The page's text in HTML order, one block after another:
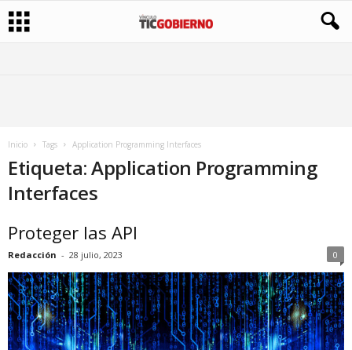
Inicio Tags Application Programming Interfaces
Etiqueta: Application Programming
Interfaces
Proteger las API
Redacción - 28 julio, 2023 0